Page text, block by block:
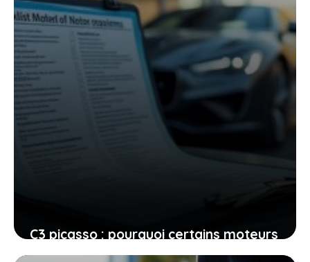
C3 picasso : pourquoi certains moteurs
et défauts peuvent vite devenir un